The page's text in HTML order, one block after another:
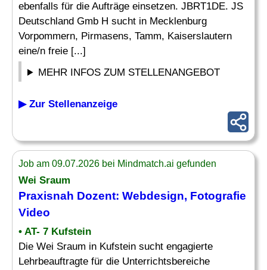
ebenfalls für die Aufträge einsetzen. JBRT1DE. JS
Deutschland Gmb H sucht in Mecklenburg
Vorpommern, Pirmasens, Tamm, Kaiserslautern
eine/n freie [...]
MEHR INFOS ZUM STELLENANGEBOT
▶ Zur Stellenanzeige
Job am 09.07.2026 bei Mindmatch.ai gefunden
Wei Sraum
Praxisnah Dozent: Webdesign, Fotografie
Video
• AT- 7 Kufstein
Die Wei Sraum in Kufstein sucht engagierte
Lehrbeauftragte für die Unterrichtsbereiche